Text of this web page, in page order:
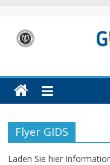
contentGIDS
German
Institute
Defence
and
Strategic
Flyer GIDS
Laden Sie hier